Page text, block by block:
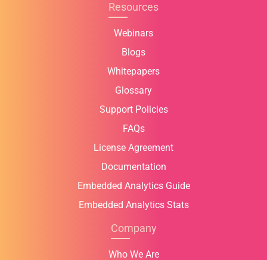
Resources
Webinars
Blogs
Whitepapers
Glossary
Support Policies
FAQs
License Agreement
Documentation
Embedded Analytics Guide
Embedded Analytics Stats
Company
Who We Are